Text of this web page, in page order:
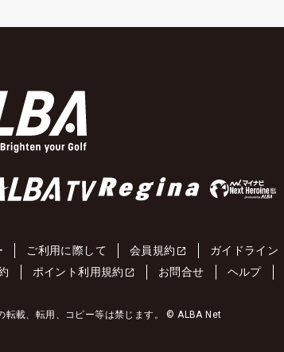
ご利用に際して 会員規約 ガイドライン
ポイント利用規約 お問合せ ヘルプ
転載、転用、コピー等は禁じます。 © ALBA Net